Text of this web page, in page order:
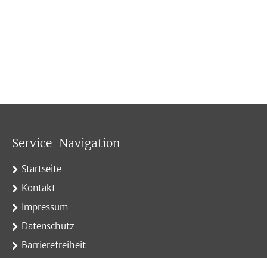
Service-Navigation
Startseite
Kontakt
Impressum
Datenschutz
Barrierefreiheit